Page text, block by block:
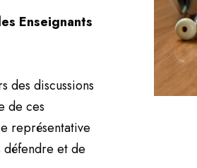
Enseignants
des discussions
de ces
représentative
défendre et de